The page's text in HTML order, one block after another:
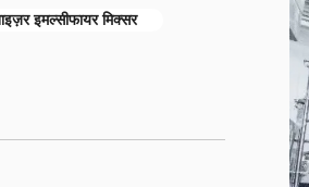
इमल्सीफायर मिक्सर